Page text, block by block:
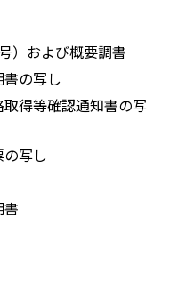
）および概要調書
の写し
得等確認通知書の写
写し